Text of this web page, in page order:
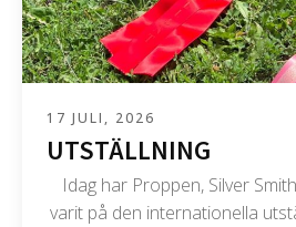
17 JULI, 2026
UTSTÄLLNING
Idag har Proppen, Silver
varit på den internationella